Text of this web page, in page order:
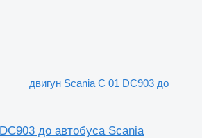
двигун Scania С 01 DC903 до
до автобуса Scania